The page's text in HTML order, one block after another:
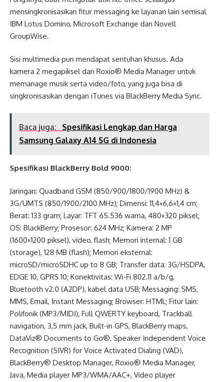
mensingkronisasikan fitur messaging ke layanan lain semisal
IBM Lotus Domino, Microsoft Exchange dan Novell
GroupWise.
Sisi multimedia pun mendapat sentuhan khusus. Ada
kamera 2 megapiksel dan Roxio® Media Manager untuk
memanage musik serta video/foto, yang juga bisa di
singkronisasikan dengan iTunes via BlackBerry Media Sync.
Baca juga:
Spesifikasi Lengkap dan Harga
Samsung Galaxy A14 5G di Indonesia
Spesifikasi BlackBerry Bold 9000:
Jaringan: Quadband GSM (850/900/1800/1900 MHz) &
3G/UMTS (850/1900/2100 MHz); Dimensi: 11,4×6,6×1,4 cm;
Berat: 133 gram; Layar: TFT 65.536 warna, 480×320 piksel;
OS: BlackBerry; Prosesor: 624 MHz; Kamera: 2 MP
(1600×1200 piksel), video, flash; Memori internal: 1 GB
(storage), 128 MB (flash); Memori eksternal:
microSD/microSDHC up to 8 GB; Transfer data: 3G/HSDPA,
EDGE 10, GPRS 10; Konektivitas: Wi-Fi 802.11 a/b/g,
Bluetooth v2.0 (A2DP), kabel data USB; Messaging: SMS,
MMS, Email, Instant Messaging; Browser: HTML; Fitur lain:
Polifonik (MP3/MIDI), Full QWERTY keyboard, Trackball
navigation, 3,5 mm jack, Built-in GPS, BlackBerry maps,
DataViz® Documents to Go®, Speaker Independent Voice
Recognition (SIVR) for Voice Activated Dialing (VAD),
BlackBerry® Desktop Manager, Roxio® Media Manager,
Java, Media player MP3/WMA/AAC+, Video player